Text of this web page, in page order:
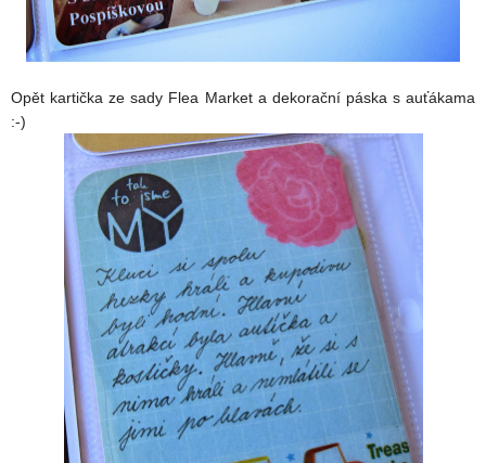
Opět kartička ze sady Flea Market a dekorační páska s auťákama
:-)